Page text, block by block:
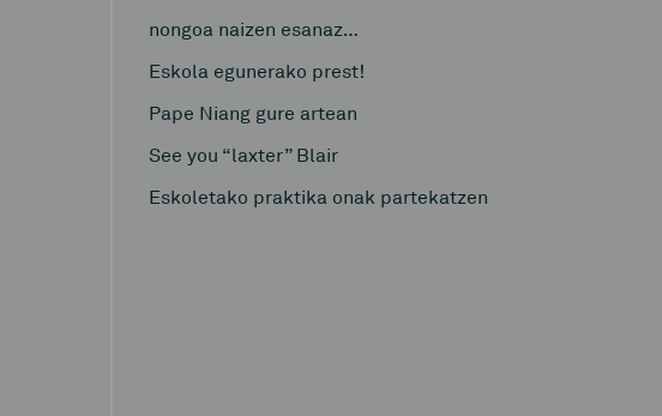
nongoa naizen esanaz…
Eskola egunerako prest!
Pape Niang gure artean
See you “laxter” Blair
Eskoletako praktika onak partekatzen